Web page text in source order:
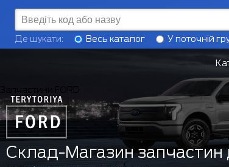
Де шукати: Весь каталог У поточній
Склад-Магазин запчастин